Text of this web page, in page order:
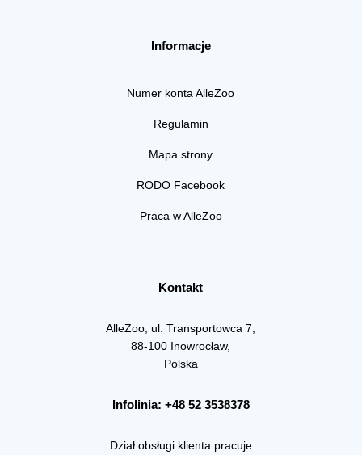
Informacje
Numer konta AlleZoo
Regulamin
Mapa strony
RODO Facebook
Praca w AlleZoo
Kontakt
AlleZoo, ul. Transportowca 7,
88-100 Inowrocław,
Polska
Infolinia: +48 52 3538378
Dział obsługi klienta pracuje